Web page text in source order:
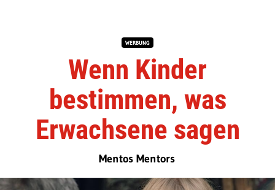
WERBUNG
Wenn Kinder
bestimmen, was
Erwachsene sagen
Mentos Mentors